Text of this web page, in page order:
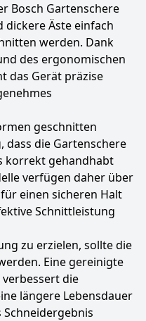
Bosch Gartenschere
dickere Äste einfach
werden. Dank
des ergonomischen
das Gerät präzise
geschnitten
dass die Gartenschere
korrekt gehandhabt
verfügen daher über
einen sicheren Halt
Schnittleistung
zu erzielen, sollte die
Eine gereinigte
die
längere Lebensdauer